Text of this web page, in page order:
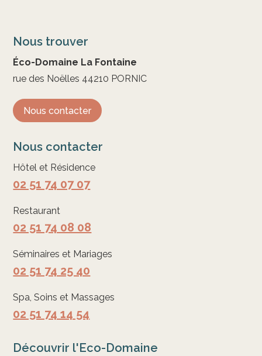
Nous trouver
Éco-Domaine La Fontaine
rue des Noëlles 44210 PORNIC
Nous contacter
Nous contacter
Hôtel et Résidence
02 51 74 07 07
Restaurant
02 51 74 08 08
Séminaires et Mariages
02 51 74 25 40
Spa, Soins et Massages
02 51 74 14 54
Découvrir l'Eco-Domaine